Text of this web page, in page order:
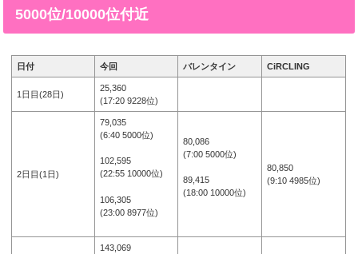
5000位/10000位付近
日付 今回 バレンタイン CiRCLING
1日目(28日)
25,360
(17:20 9228位)
2日目(1日)
79,035
(6:40 5000位)
102,595
(22:55 10000位)
106,305
(23:00 8977位)
80,086
(7:00 5000位)
89,415
(18:00 10000位)
80,850
(9:10 4985位)
143,069